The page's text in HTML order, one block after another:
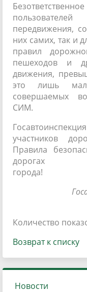
передвижения,
них самих, так и
правил
пешеходов и
движения,
это лишь
совершаемых
СИМ.
участников
Правила
дорогах
города!
Количество
Возврат к списку
Новости